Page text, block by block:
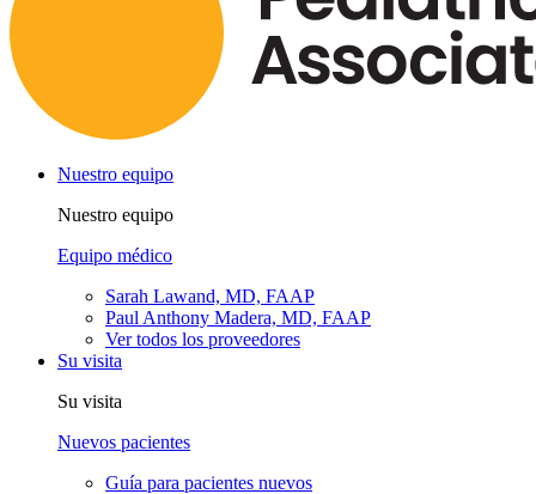
Nuestro equipo
Nuestro equipo
Equipo médico
Sarah Lawand, MD, FAAP
Paul Anthony Madera, MD, FAAP
Ver todos los proveedores
Su visita
Su visita
Nuevos pacientes
Guía para pacientes nuevos